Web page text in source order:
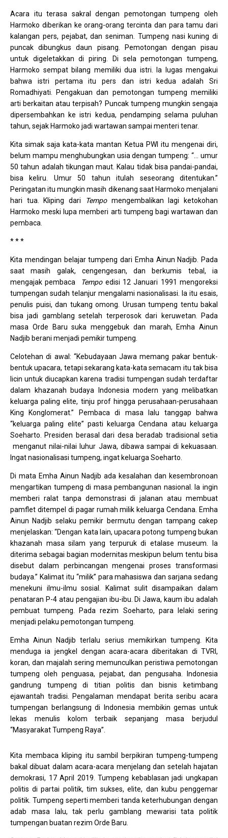
Acara itu terasa sakral dengan pemotongan tumpeng oleh
Harmoko diberikan ke orang-orang tercinta dan para tamu dari
kalangan pers, pejabat, dan seniman. Tumpeng nasi kuning di
puncak dibungkus daun pisang. Pemotongan dengan pisau
untuk digeletakkan di piring. Di sela pemotongan tumpeng,
Harmoko sempat bilang memiliki dua istri. Ia lugas mengakui
bahwa istri pertama itu pers dan istri kedua adalah Sri
Romadhiyati. Pengakuan dan pemotongan tumpeng memiliki
arti berkaitan atau terpisah? Puncak tumpeng mungkin sengaja
dipersembahkan ke istri kedua, pendamping selama puluhan
tahun, sejak Harmoko jadi wartawan sampai menteri tenar.
Kita simak saja kata-kata mantan Ketua PWI itu mengenai diri,
belum mampu menghubungkan usia dengan tumpeng: “… umur
50 tahun adalah tikungan maut. Kalau tidak bisa pandai-pandai,
bisa keliru. Umur 50 tahun itulah seseorang ditentukan.”
Peringatan itu mungkin masih dikenang saat Harmoko menjalani
hari tua. Kliping dari
Tempomengembalikan lagi ketokohan
Harmoko meski lupa memberi arti tumpeng bagi wartawan dan
pembaca.
* * *
Kita mendingan belajar tumpeng dari Emha Ainun Nadjib. Pada
saat masih galak, cengengesan, dan berkumis tebal, ia
mengajak pembaca
Tempoedisi 12 Januari 1991 mengoreksi
tumpengan sudah telanjur mengalami nasionalisasi. Ia itu esais,
penulis puisi, dan tukang omong. Urusan tumpeng tentu bakal
bisa jadi gamblang setelah terperosok dari keruwetan. Pada
masa Orde Baru suka menggebuk dan marah, Emha Ainun
Nadjib berani menjadi pemikir tumpeng.
Celotehan di awal: “Kebudayaan Jawa memang pakar bentuk-
bentuk upacara, tetapi sekarang kata-kata semacam itu tak bisa
licin untuk diucapkan karena tradisi tumpengan sudah terdaftar
dalam khazanah budaya Indonesia modern yang melibatkan
keluarga paling elite, tinju prof hingga perusahaan-perusahaan
King Konglomerat.” Pembaca di masa lalu tanggap bahwa
“keluarga paling elite” pasti keluarga Cendana atau keluarga
Soeharto. Presiden berasal dari desa beradab tradisional setia
menganut nilai-nilai luhur Jawa, dibawa sampai di kekuasaan.
Ingat nasionalisasi tumpeng, ingat keluarga Soeharto.
Di mata Emha Ainun Nadjib ada kesalahan dan kesembronoan
mengartikan tumpeng di masa pembangunan nasional. Ia ingin
memberi ralat tanpa demonstrasi di jalanan atau membuat
pamflet ditempel di pagar rumah milik keluarga Cendana. Emha
Ainun Nadjib selaku pemikir bermutu dengan tampang cakep
menjelaskan: “Dengan kata lain, upacara potong tumpeng bukan
khazanah masa silam yang terpuruk di etalase museum. Ia
diterima sebagai bagian modernitas meskipun belum tentu bisa
disebut dalam perbincangan mengenai proses transformasi
budaya.” Kalimat itu “milik” para mahasiswa dan sarjana sedang
menekuni ilmu-ilmu sosial. Kalimat sulit disampaikan dalam
penataran P-4 atau pengajian ibu-ibu. Di Jawa, kaum ibu adalah
pembuat tumpeng. Pada rezim Soeharto, para lelaki sering
menjadi pelaku pemotongan tumpeng.
Emha Ainun Nadjib terlalu serius memikirkan tumpeng. Kita
menduga ia jengkel dengan acara-acara diberitakan di TVRI,
koran, dan majalah sering memunculkan peristiwa pemotongan
tumpeng oleh penguasa, pejabat, dan pengusaha. Indonesia
gandrung tumpeng di titian politis dan bisnis ketimbang
ejawantah tradisi. Pengalaman mendapat berita seribu acara
tumpengan berlangsung di Indonesia membikin gemas untuk
lekas menulis kolom terbaik sepanjang masa berjudul
“Masyarakat Tumpeng Raya”.
Kita membaca kliping itu sambil berpikiran tumpeng-tumpeng
bakal dibuat dalam acara-acara menjelang dan setelah hajatan
demokrasi, 17 April 2019. Tumpeng kebablasan jadi ungkapan
politis di partai politik, tim sukses, elite, dan kubu penggemar
politik. Tumpeng seperti memberi tanda keterhubungan dengan
adab masa lalu, tak perlu gamblang mewarisi tata politik
tumpengan buatan rezim Orde Baru.